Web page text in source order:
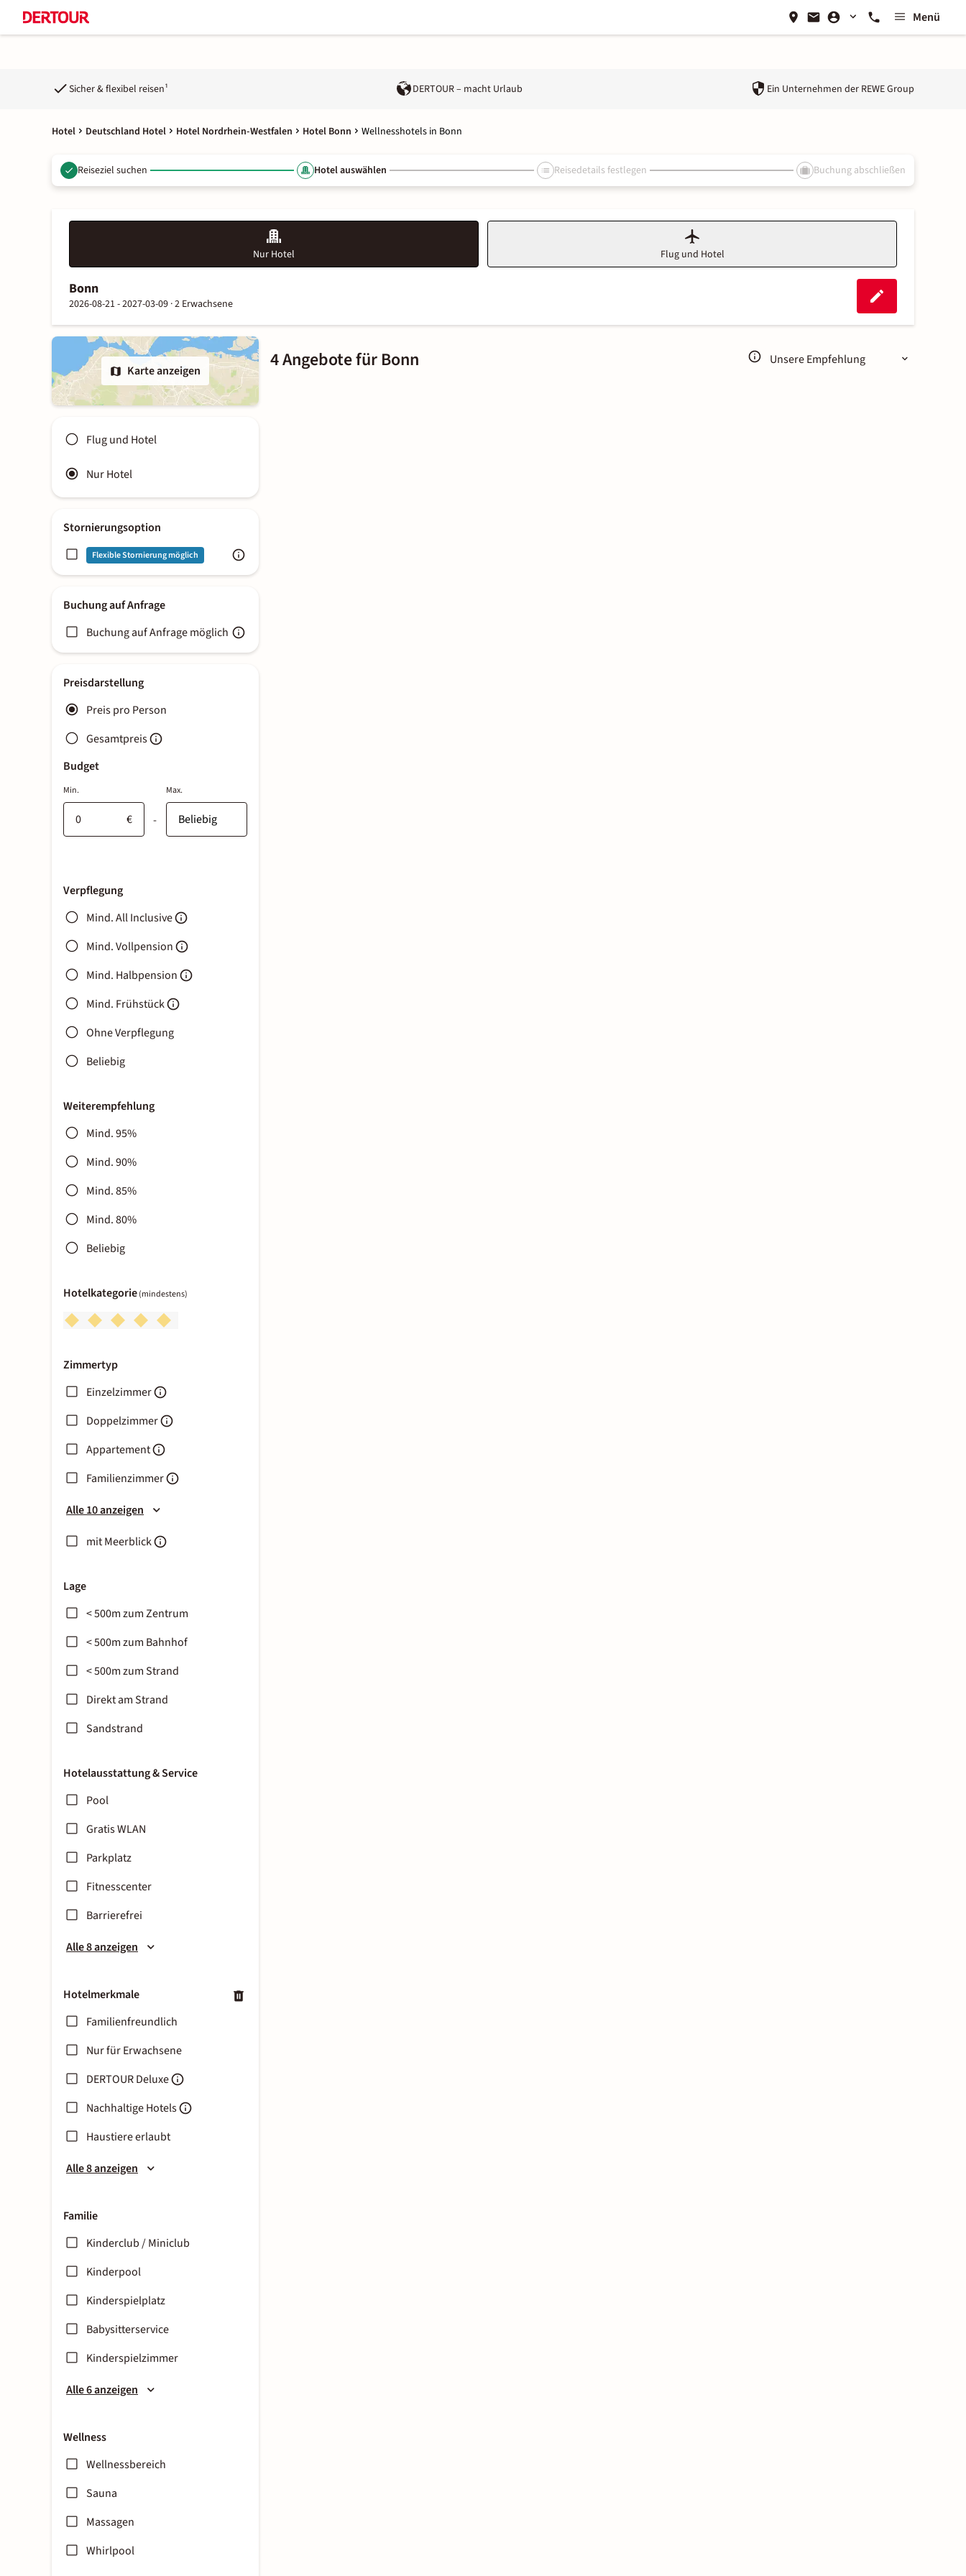
Menü
Sicher & flexibel reisen¹ DERTOUR – macht Urlaub Ein Unternehmen der REWE Group
Hotel Deutschland Hotel Hotel Nordrhein-Westfalen Hotel Bonn Wellnesshotels in Bonn
Reiseziel suchen Hotel auswählen Reisedetails festlegen Buchung abschließen
Nur Hotel Flug und Hotel
Bonn
2026-08-21 - 2027-03-09 ·2 Erwachsene
Karte anzeigen
Flug und Hotel
Nur Hotel
Stornierungsoption
Flexible Stornierung möglich
Buchung auf Anfrage
Buchung auf Anfrage möglich
Preisdarstellung
Preis pro Person
Gesamtpreis
Budget
Min.
€ -
Max.
Verpflegung
Mind. All Inclusive
Mind. Vollpension
Mind. Halbpension
Mind. Frühstück
Ohne Verpflegung
Beliebig
Weiterempfehlung
Mind. 95%
Mind. 90%
Mind. 85%
Mind. 80%
Beliebig
Hotelkategorie(mindestens)
Zimmertyp
Einzelzimmer
Doppelzimmer
Appartement
Familienzimmer
Alle 10 anzeigen
mit Meerblick
Lage
< 500m zum Zentrum
< 500m zum Bahnhof
< 500m zum Strand
Direkt am Strand
Sandstrand
Hotelausstattung & Service
Pool
Gratis WLAN
Parkplatz
Fitnesscenter
Barrierefrei
Alle 8 anzeigen
Hotelmerkmale
Familienfreundlich
Nur für Erwachsene
DERTOUR Deluxe
Nachhaltige Hotels
Haustiere erlaubt
Alle 8 anzeigen
Familie
Kinderclub / Miniclub
Kinderpool
Kinderspielplatz
Babysitterservice
Kinderspielzimmer
Alle 6 anzeigen
Wellness
Wellnessbereich
Sauna
Massagen
Whirlpool
4 Angebote für Bonn